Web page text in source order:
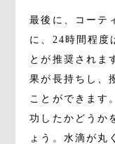
最後に、コーテ
に、24時間程度
とが推奨されま
果が長持ちし、
ことができます
功したかどうか
ょう。水滴が丸